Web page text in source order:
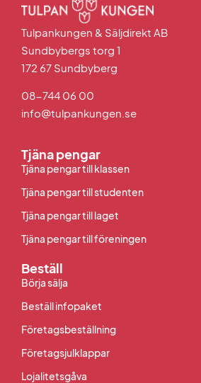
Tulpankungen & Säljdirekt AB
Sundbybergs torg 1
172 67 Sundbyberg
08-744 06 00
info@tulpankungen.se
Tjäna pengar
Tjäna pengar till klassen
Tjäna pengar till studenten
Tjäna pengar till laget
Tjäna pengar till föreningen
Beställ
Börja sälja
Beställ infopaket
Företagsbeställning
Företagsjulklappar
Lojalitetsgåva